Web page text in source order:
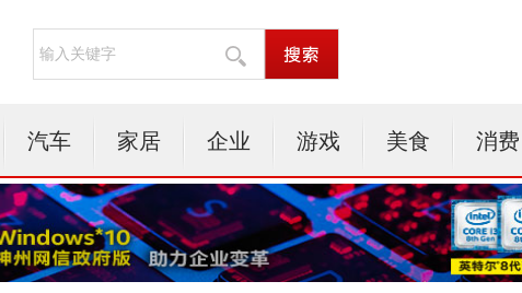
汽车 家居 企业 游戏 美食 消费